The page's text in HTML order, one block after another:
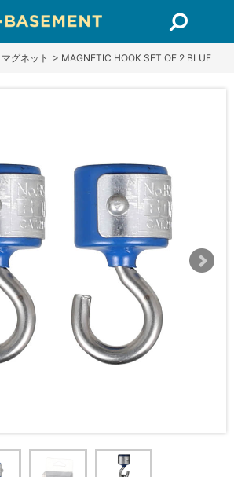
マグネット > MAGNETIC HOOK SET OF 2 BLUE